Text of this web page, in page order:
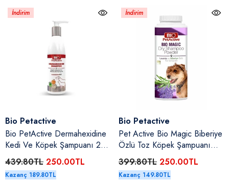
İndirim
Satıcı:
Bio Petactive
Bio PetActive Dermahexidine
Kedi Ve Köpek Şampuanı 250
Ml
439.80TL 250.00TL
Kazanç 189.80TL
İndirim
Satıcı:
Bio Petactive
Pet Active Bio Magic Biberiye
Özlü Toz Köpek Şampuanı
150 Gr
399.80TL 250.00TL
Kazanç 149.80TL